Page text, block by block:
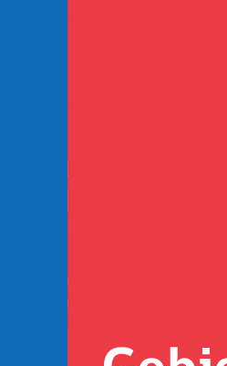
line no
literal del articulado
ilegal en el país.
enfatizó “ si bien
13 que se acaba de